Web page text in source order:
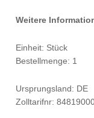
Weitere
Einheit: Stück
Bestellmenge: 1
Ursprungsland: DE
Zolltarifnr: